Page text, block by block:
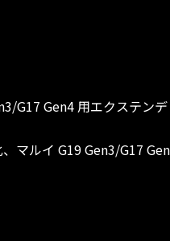
G17 Gen4 用エクステン
マルイ G19 Gen3/G17